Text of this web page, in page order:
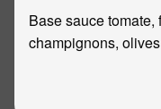
Base sauce
champignons, olives